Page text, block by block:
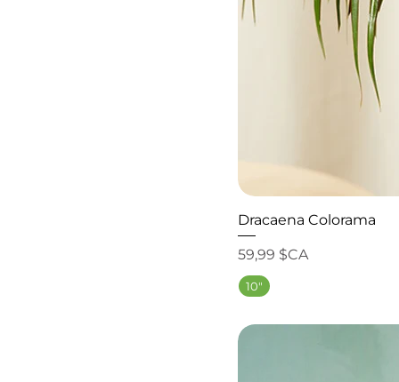
Dracaena Colorama
Prix
59,99 $CA
10"